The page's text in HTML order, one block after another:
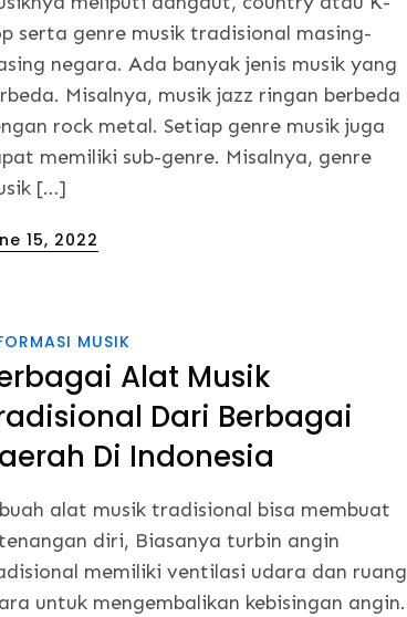
serta genre musik tradisional masing-
negara. Ada banyak jenis musik yang
Misalnya, musik jazz ringan berbeda
rock metal. Setiap genre musik juga
memiliki sub-genre. Misalnya, genre
[…]
15, 2022
MUSIK
Alat Musik
Dari Berbagai
Di Indonesia
alat musik tradisional bisa membuat
diri, Biasanya turbin angin
memiliki ventilasi udara dan ruang
untuk mengembalikan kebisingan angin.